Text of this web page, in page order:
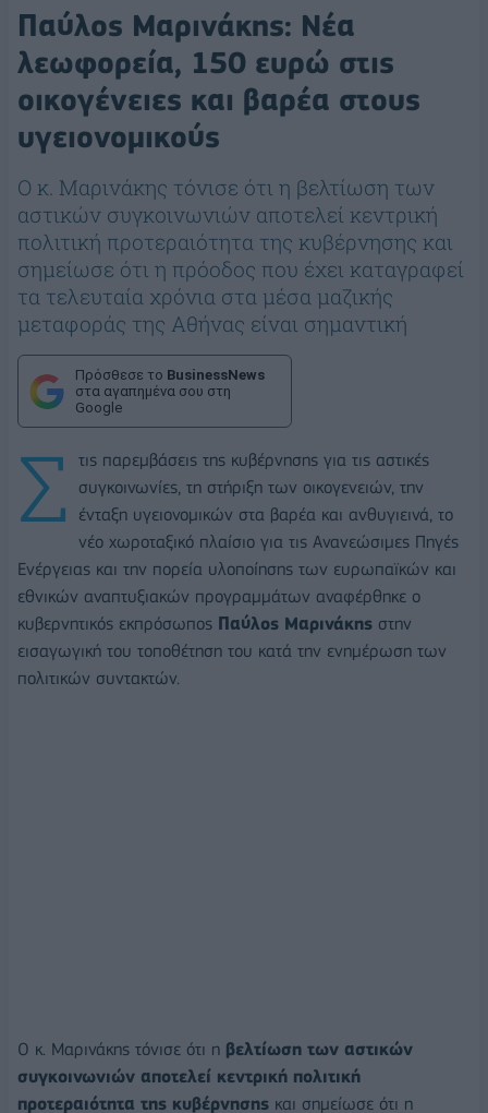
Παύλος Μαρινάκης: Νέα
λεωφορεία, 150 ευρώ στις
οικογένειες και βαρέα στους
υγειονομικούς
Ο κ. Μαρινάκης τόνισε ότι η βελτίωση των
αστικών συγκοινωνιών αποτελεί κεντρική
πολιτική προτεραιότητα της κυβέρνησης και
σημείωσε ότι η πρόοδος που έχει καταγραφεί
τα τελευταία χρόνια στα μέσα μαζικής
μεταφοράς της Αθήνας είναι σημαντική
Πρόσθεσε το BusinessNews
στα αγαπημένα σου στη
Google
Σ
τις παρεμβάσεις της κυβέρνησης για τις αστικές
συγκοινωνίες, τη στήριξη των οικογενειών, την
ένταξη υγειονομικών στα βαρέα και ανθυγιεινά, το
νέο χωροταξικό πλαίσιο για τις Ανανεώσιμες Πηγές
Ενέργειας και την πορεία υλοποίησης των ευρωπαϊκών και
εθνικών αναπτυξιακών προγραμμάτων αναφέρθηκε ο
κυβερνητικός εκπρόσωπος Παύλος Μαρινάκης στην
εισαγωγική του τοποθέτηση του κατά την ενημέρωση των
πολιτικών συντακτών.
Ο κ. Μαρινάκης τόνισε ότι η βελτίωση των αστικών
συγκοινωνιών αποτελεί κεντρική πολιτική
προτεραιότητα της κυβέρνησης και σημείωσε ότι η